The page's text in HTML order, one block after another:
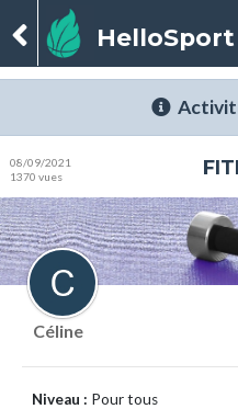
HelloSport
08/09/2021
1370 vues
Céline
Niveau : Pour tous